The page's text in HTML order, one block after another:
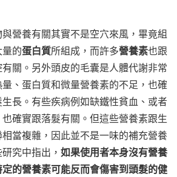
營養有關其實不是空穴來風，畢竟組
的蛋白質所組成，而許多營養素也跟
關。另外頭皮的毛囊是人體代謝非常
、蛋白質和微量營養素的不足，也確
長。有些疾病例如缺鐵性貧血、或者
確實跟落髮有關。但這些營養素跟生
當複雜，因此並不是一味的補充營養
究中指出， 如果使用者本身沒有營養
的營養素可能反而會傷害到頭髮的健